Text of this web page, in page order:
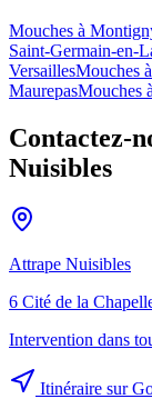
Mouches à
Saint-Germain-en-
VersaillesMouches à
MaurepasMouches à
Contactez-
Nuisibles
Attrape Nuisibles
6 Cité de la
Intervention dans
Itinéraire sur